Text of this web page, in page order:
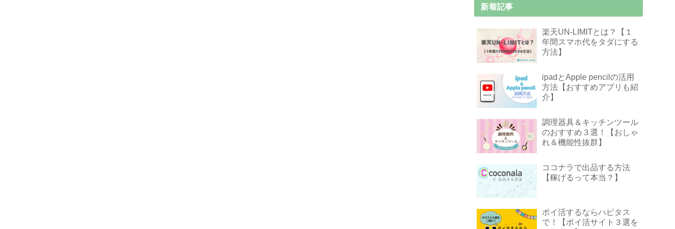
新着記事
楽天UN-LIMITとは？【１
年間スマホ代をタダにする
方法】
ipadとApple pencilの活用
方法【おすすめアプリも紹
介】
調理器具＆キッチンツール
のおすすめ３選！【おしゃ
れ＆機能性抜群】
ココナラで出品する方法
【稼げるって本当？】
ポイ活するならハピタス
で！【ポイ活サイト３選を